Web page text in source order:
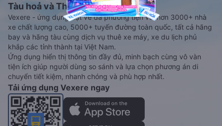
Tàu hoả và Thuê xe
Vexere - ứng dụng đặt vé đa phương tiện với hơn 3000+ nhà
xe chất lượng cao, 5000+ tuyến đường toàn quốc, tất cả hãng
bay và hãng tàu cùng dịch vụ thuê xe máy, xe du lịch phủ
khắp các tỉnh thành tại Việt Nam.
Ứng dụng hiển thị thông tin đầy đủ, minh bạch cùng vô vàn
tiện ích giúp người dùng so sánh và lựa chọn phương án di
chuyển tiết kiệm, nhanh chóng và phù hợp nhất.
Tải ứng dụng Vexere ngay